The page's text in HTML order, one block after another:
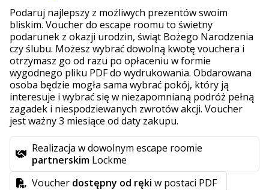
Podaruj najlepszy z możliwych prezentów swoim
bliskim. Voucher do escape roomu to świetny
podarunek z okazji urodzin, świąt Bożego Narodzenia
czy ślubu. Możesz wybrać dowolną kwotę vouchera i
otrzymasz go od razu po opłaceniu w formie
wygodnego pliku PDF do wydrukowania. Obdarowana
osoba będzie mogła sama wybrać pokój, który ją
interesuje i wybrać się w niezapomnianą podróż pełną
zagadek i niespodziewanych zwrotów akcji. Voucher
jest ważny 3 miesiące od daty zakupu.
Realizacja w dowolnym escape roomie
partnerskim Lockme
Voucher dostępny od ręki w postaci PDF